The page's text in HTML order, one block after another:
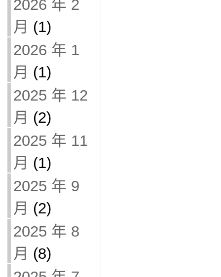
2026 年 2
月 (1)
2026 年 1
月 (1)
2025 年 12
月 (2)
2025 年 11
月 (1)
2025 年 9
月 (2)
2025 年 8
月 (8)